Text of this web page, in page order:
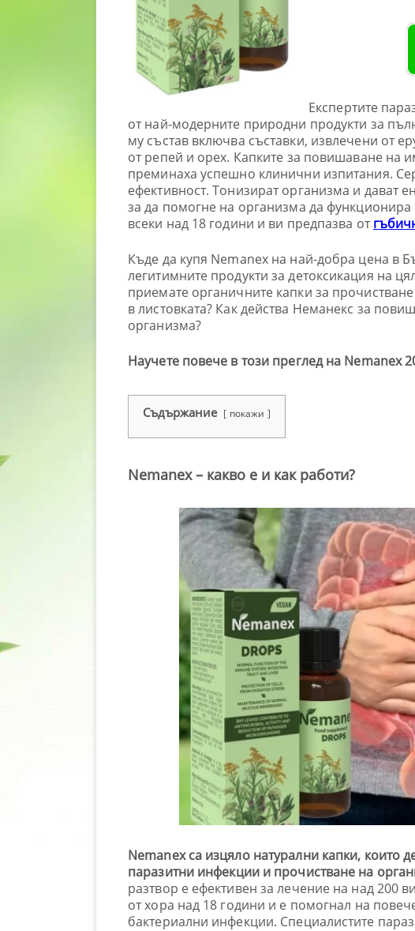
Експертите
от най-модерните природни продукти за
му състав включва съставки, извлечени от
от репей и орех. Капките за повишаване на
преминаха успешно клинични изпитания.
ефективност. Тонизират организма и дават
за да помогне на организма да
всеки над 18 години и ви предпазва от
Къде да купя Nemanex на най-добра цена в
легитимните продукти за детоксикация на
приемате органичните капки за
в листовката? Как действа Неманекс за
организма?
Научете повече в този преглед на Nemanex
Съдържание покажи
Nemanex – какво е и как работи?
Nemanex са изцяло натурални капки, които
паразитни инфекции и прочистване на
разтвор е ефективен за лечение на над 200
от хора над 18 години и е помогнал на
бактериални инфекции. Специалистите